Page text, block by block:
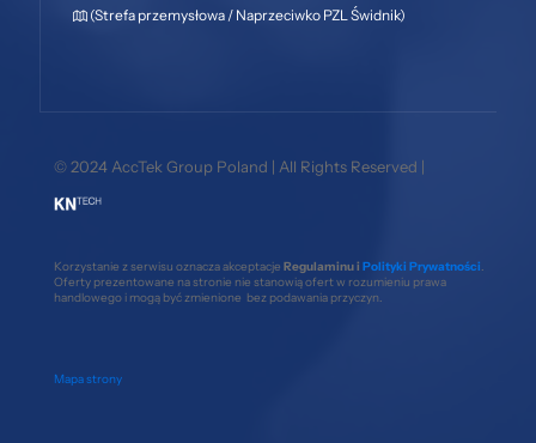
(Strefa przemysłowa / Naprzeciwko PZL Świdnik)
© 2024 AccTek Group Poland | All Rights Reserved |
Korzystanie z serwisu oznacza akceptacje Regulaminu i Polityki Prywatności
Oferty prezentowane na stronie nie stanowią ofert w rozumieniu prawa
handlowego i mogą być zmienione bez podawania przyczyn.
Mapa strony